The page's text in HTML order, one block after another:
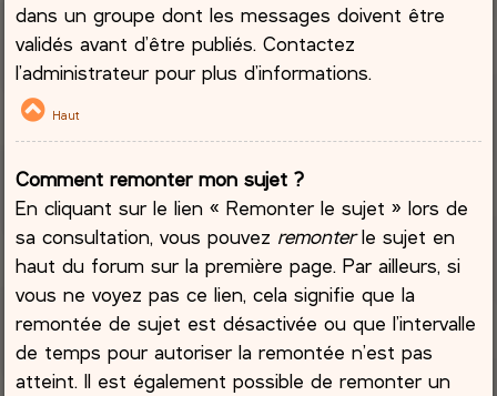
dans un groupe dont les messages doivent être
validés avant d’être publiés. Contactez
l’administrateur pour plus d’informations.
Haut
Comment remonter mon sujet ?
En cliquant sur le lien « Remonter le sujet » lors de
sa consultation, vous pouvez remonterle sujet en
haut du forum sur la première page. Par ailleurs, si
vous ne voyez pas ce lien, cela signifie que la
remontée de sujet est désactivée ou que l’intervalle
de temps pour autoriser la remontée n’est pas
atteint. Il est également possible de remonter un